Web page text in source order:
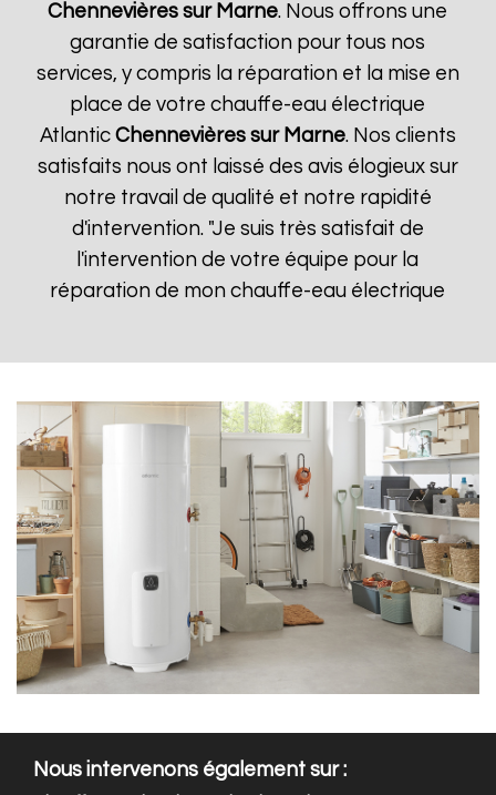
Chennevières sur Marne. Nous offrons une
garantie de satisfaction pour tous nos
services, y compris la réparation et la mise en
place de votre chauffe-eau électrique
Atlantic Chennevières sur Marne. Nos clients
satisfaits nous ont laissé des avis élogieux sur
notre travail de qualité et notre rapidité
d'intervention. "Je suis très satisfait de
l'intervention de votre équipe pour la
réparation de mon chauffe-eau électrique
Nous intervenons également sur :